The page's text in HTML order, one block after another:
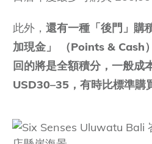
此外， 還有一種「後門」購
加現金」 （Points & Cash
回的將是全額積分，一般成
USD30–35，有時比標準購